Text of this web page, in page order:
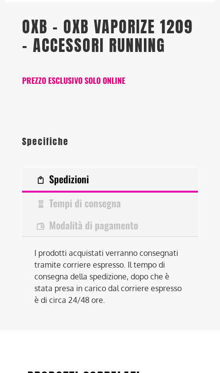
OXB – OXB VAPORIZE 1209
– ACCESSORI RUNNING
PREZZO ESCLUSIVO SOLO ONLINE
Specifiche
Spedizioni
Tempi di consegna
Modalità di pagamento
I prodotti acquistati verranno consegnati
tramite corriere espresso. Il tempo di
consegna della spedizione, dopo che è
stata presa in carico dal corriere espresso
è di circa 24/48 ore.